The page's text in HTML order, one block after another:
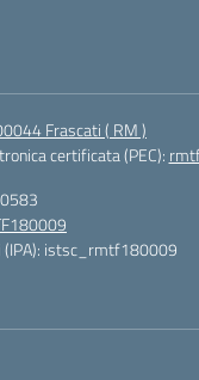
Frascati ( RM )
certificata (PEC):
(IPA): istsc_rmtf180009